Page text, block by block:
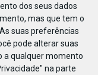
dos seus dados
mas que tem o
suas preferências
pode alterar suas
a qualquer momento
na parte